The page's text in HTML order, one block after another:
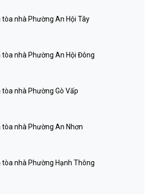
tòa nhà Phường An Hội Tây
tòa nhà Phường An Hội Đông
tòa nhà Phường Gò Vấp
tòa nhà Phường An Nhơn
tòa nhà Phường Hạnh Thông